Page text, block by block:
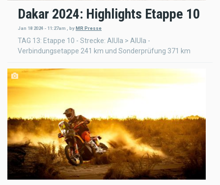
Dakar 2024: Highlights Etappe 10
Jan 18 2024 - 11:27am , byMR Presse
TAG 13: Etappe 10 - Strecke: AlUla > AlUla -
Verbindungsetappe 241 km und Sonderprüfung 371 km